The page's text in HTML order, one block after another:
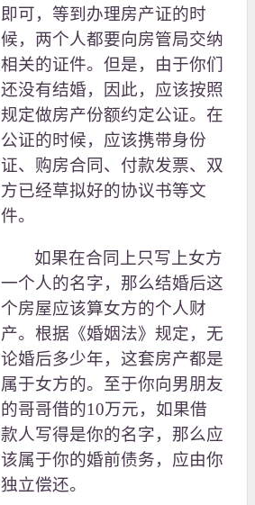
即可，等到办理房产证的时
候，两个人都要向房管局交纳
相关的证件。但是，由于你们
还没有结婚，因此，应该按照
规定做房产份额约定公证。在
公证的时候，应该携带身份
证、购房合同、付款发票、双
方已经草拟好的协议书等文
件。
如果在合同上只写上女方
一个人的名字，那么结婚后这
个房屋应该算女方的个人财
产。根据《婚姻法》规定，无
论婚后多少年，这套房产都是
属于女方的。至于你向男朋友
的哥哥借的10万元，如果借
款人写得是你的名字，那么应
该属于你的婚前债务，应由你
独立偿还。